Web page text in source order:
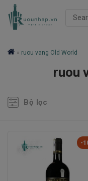
Skip
Search
» ruou vang Old World
ruou
Bộ lọc
-